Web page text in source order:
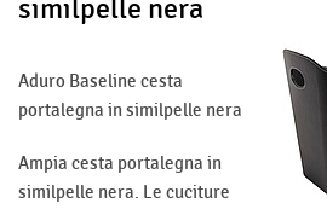
similpelle nera
Aduro Baseline cesta
portalegna in similpelle nera
Ampia cesta portalegna in
similpelle nera. Le cuciture